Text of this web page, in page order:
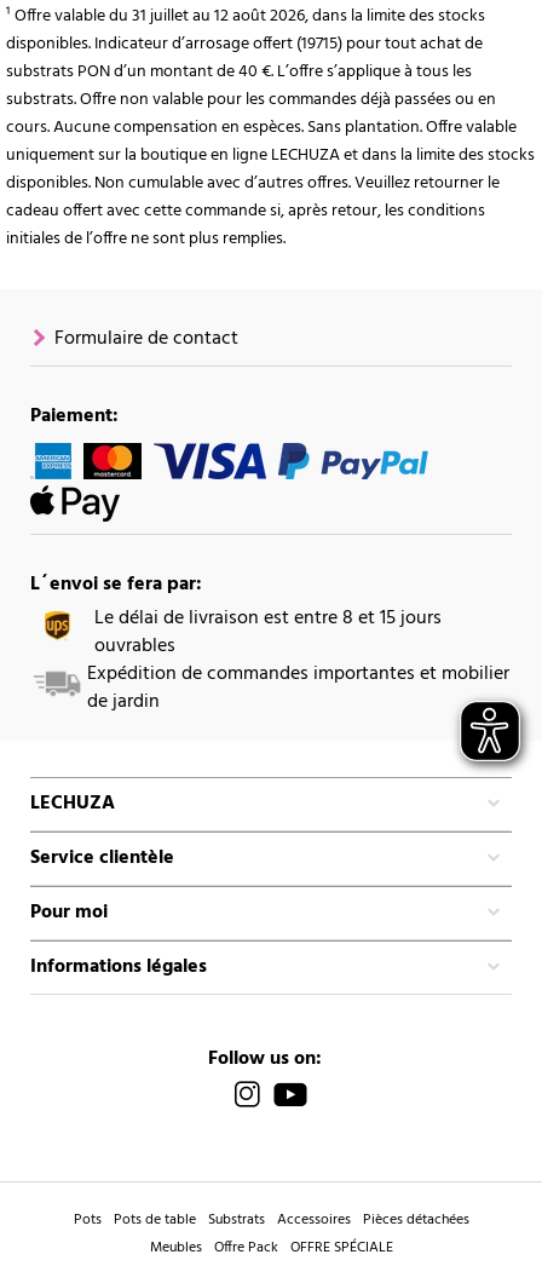
¹ Offre valable du 31 juillet au 12 août 2026, dans la limite des stocks
disponibles. Indicateur d’arrosage offert (19715) pour tout achat de
substrats PON d’un montant de 40 €. L’offre s’applique à tous les
substrats. Offre non valable pour les commandes déjà passées ou en
cours. Aucune compensation en espèces. Sans plantation. Offre valable
uniquement sur la boutique en ligne LECHUZA et dans la limite des stocks
disponibles. Non cumulable avec d’autres offres. Veuillez retourner le
cadeau offert avec cette commande si, après retour, les conditions
initiales de l’offre ne sont plus remplies.
Formulaire de contact
Paiement:
L´envoi se fera par:
Le délai de livraison est entre 8 et 15 jours
ouvrables
Expédition de commandes importantes et mobilier
de jardin
LECHUZA
Service clientèle
Pour moi
Informations légales
Follow us on:
Pots Pots de table Substrats Accessoires Pièces détachées
Meubles Offre Pack OFFRE SPÉCIALE